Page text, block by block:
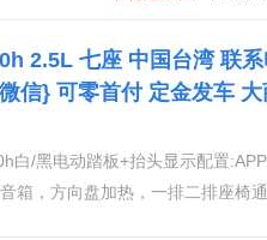
2.5L 七座 中国台湾 联系
信} 可零首付 定金发车
白/黑电动踏板+抬头显示配置
箱，方向盘加热，一排二排座椅